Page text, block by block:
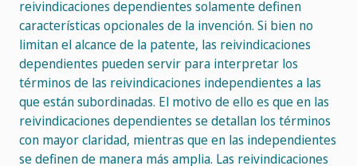
reivindicaciones dependientes solamente definen
características opcionales de la invención. Si bien no
limitan el alcance de la patente, las reivindicaciones
dependientes pueden servir para interpretar los
términos de las reivindicaciones independientes a las
que están subordinadas. El motivo de ello es que en las
reivindicaciones dependientes se detallan los términos
con mayor claridad, mientras que en las independientes
se definen de manera más amplia. Las reivindicaciones